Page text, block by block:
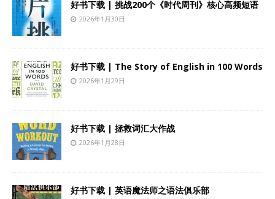
好书下载 | 挑战200个《时代周刊》核心高频短语
2026年1月30日
好书下载 | The Story of English in 100 Words
2026年1月29日
好书下载 | 拯救词汇大作战
2026年1月28日
好书下载 | 英语魔法师之语法俱乐部